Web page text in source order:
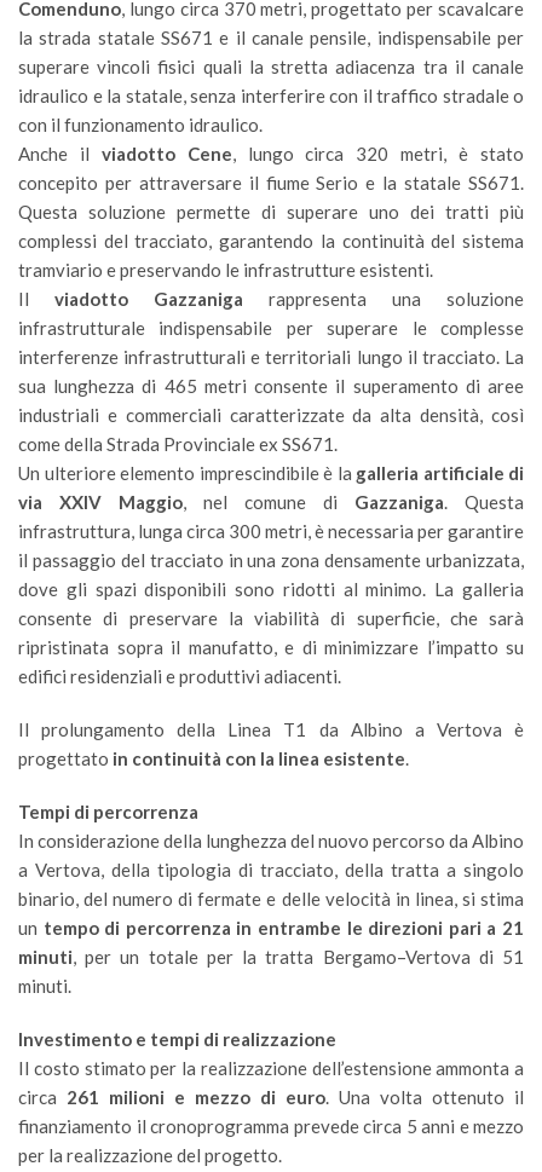
Comenduno, lungo circa 370 metri, progettato per scavalcare
la strada statale SS671 e il canale pensile, indispensabile per
superare vincoli fisici quali la stretta adiacenza tra il canale
idraulico e la statale, senza interferire con il traffico stradale o
con il funzionamento idraulico.
Anche il viadotto Cene, lungo circa 320 metri, è stato
concepito per attraversare il fiume Serio e la statale SS671.
Questa soluzione permette di superare uno dei tratti più
complessi del tracciato, garantendo la continuità del sistema
tramviario e preservando le infrastrutture esistenti.
Il viadotto Gazzaniga rappresenta una soluzione
infrastrutturale indispensabile per superare le complesse
interferenze infrastrutturali e territoriali lungo il tracciato. La
sua lunghezza di 465 metri consente il superamento di aree
industriali e commerciali caratterizzate da alta densità, così
come della Strada Provinciale ex SS671.
Un ulteriore elemento imprescindibile è la galleria artificiale di
via XXIV Maggio, nel comune di Gazzaniga. Questa
infrastruttura, lunga circa 300 metri, è necessaria per garantire
il passaggio del tracciato in una zona densamente urbanizzata,
dove gli spazi disponibili sono ridotti al minimo. La galleria
consente di preservare la viabilità di superficie, che sarà
ripristinata sopra il manufatto, e di minimizzare l’impatto su
edifici residenziali e produttivi adiacenti.
Il prolungamento della Linea T1 da Albino a Vertova è
progettato in continuità con la linea esistente.
Tempi di percorrenza
In considerazione della lunghezza del nuovo percorso da Albino
a Vertova, della tipologia di tracciato, della tratta a singolo
binario, del numero di fermate e delle velocità in linea, si stima
un tempo di percorrenza in entrambe le direzioni pari a 21
minuti, per un totale per la tratta Bergamo–Vertova di 51
minuti.
Investimento e tempi di realizzazione
Il costo stimato per la realizzazione dell’estensione ammonta a
circa 261 milioni e mezzo di euro. Una volta ottenuto il
finanziamento il cronoprogramma prevede circa 5 anni e mezzo
per la realizzazione del progetto.